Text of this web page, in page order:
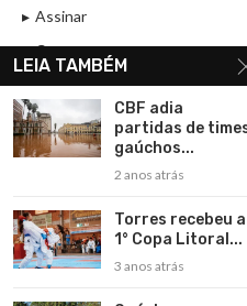
Assinar
Contato
Política de Privacidade
Rádio Maristela - Ao Vivo
ASSINE
LEIA TAMBÉM
CBF adia
partidas de
gaúchos...
2 anos atrás
Torres recebeu a
1° Copa Litoral...
3 anos atrás